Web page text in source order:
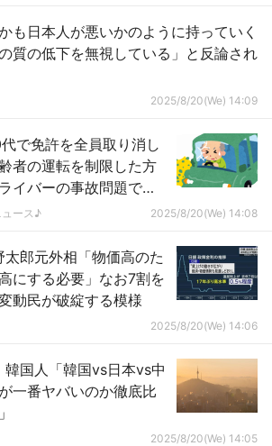
も日本人が悪いかのように持っていく
質の低下を無視している」と反論され
2025/8/20(We) 14:09
で免許を全員取り消し
者の運転を制限した方
イバーの事故問題で
ｗｗｗｗｗｗｗｗｗ
ース♪ 2025/8/20(We) 14:08
太郎元外相「物価高のた
にする必要」なお7割を
動民が破綻する模様
2025/8/20(We) 14:06
韓国人「韓国vs日本vs中
一番ヤバいのか徹底比
2025/8/20(We) 14:05